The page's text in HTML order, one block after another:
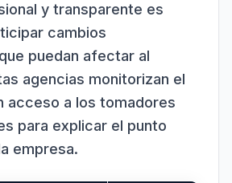
y transparente es
cambios
puedan afectar al
agencias monitorizan el
acceso a los tomadores
para explicar el punto
empresa.